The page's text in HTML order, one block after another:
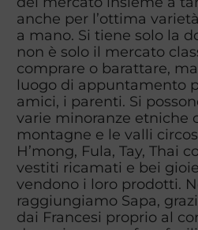
anche per l’ottima
a mano. Si tiene solo la
non è solo il mercato
comprare o barattare,
luogo di appuntamento
amici, i parenti. Si
varie minoranze etniche
montagne e le valli
H’mong, Fula, Tay, Thai
vestiti ricamati e bei
vendono i loro prodotti.
raggiungiamo Sapa,
dai Francesi proprio al